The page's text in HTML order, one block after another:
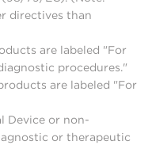
directives than
are labeled "For
procedures."
are labeled "For
Device or non-
or therapeutic